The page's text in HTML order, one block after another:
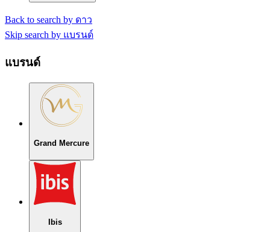
Back to search by ดาว
Skip search by แบรนด์
แบรนด์
Grand Mercure
Ibis